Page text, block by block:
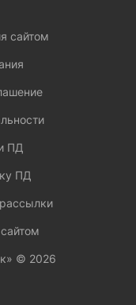
сайтом
ПД
ПД
© 2026